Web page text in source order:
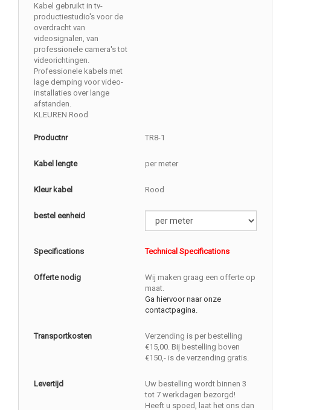
Kabel gebruikt in tv-
productiestudio's voor de
overdracht van
videosignalen, van
professionele camera's tot
videorichtingen.
Professionele kabels met
lage demping voor video-
installaties over lange
afstanden.
KLEUREN Rood
Productnr TR8-1
Kabel lengte per meter
Kleur kabel Rood
bestel eenheid
Specifications Technical Specifications
Offerte nodig
Wij maken graag een offerte op
maat.
Ga hiervoor naar onze
contactpagina.
Transportkosten
Verzending is per bestelling
€15,00. Bij bestelling boven
€150,- is de verzending gratis.
Levertijd
Uw bestelling wordt binnen 3
tot 7 werkdagen bezorgd!
Heeft u spoed, laat het ons dan